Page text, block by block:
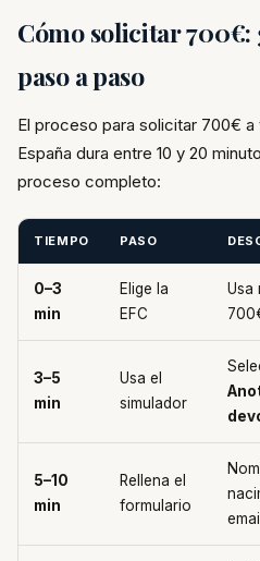
Cómo solicitar
paso a paso
El proceso para solicitar 700€ a
España dura entre 10 y 20
proceso completo:
TIEMPO PASO
0–3
min
Elige la
EFC
Usa
3–5
min
Usa el
simulador
5–10
min
Rellena el
formulario